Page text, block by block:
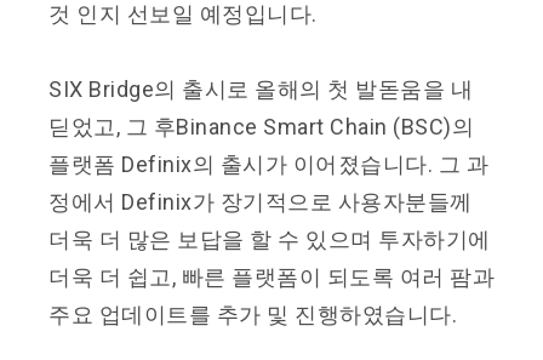
것 인지 선보일 예정입니다.
SIX Bridge의 출시로 올해의 첫 발돋움을 내
딛었고 , 그 후Binance Smart Chain (BSC)의
플랫폼 Definix의 출시가 이어졌습니다. 그 과
정에서 Definix가 장기적으로 사용자분들께
더욱 더 많은 보답을 할 수 있으며 투자하기에
더욱 더 쉽고 , 빠른 플랫폼이 되도록 여러 팜과
주요 업데이트를 추가 및 진행하였습니다.